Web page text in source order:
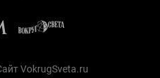
VokrugSveta.ru